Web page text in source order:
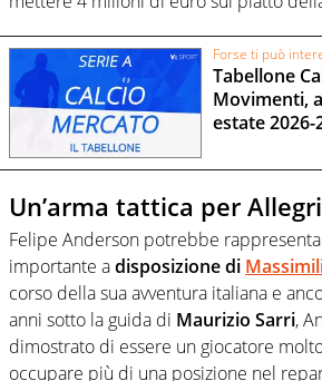
Forse ti può
Tabellone
Movimenti,
estate 2026-
Un’arma tattica per Allegri
Felipe Anderson potrebbe
importante adisposizione di
corso della sua avventura italiana e
anni sotto la guida di Maurizio Sarri,
dimostrato di essere un giocatore
occupare più di una posizione nel